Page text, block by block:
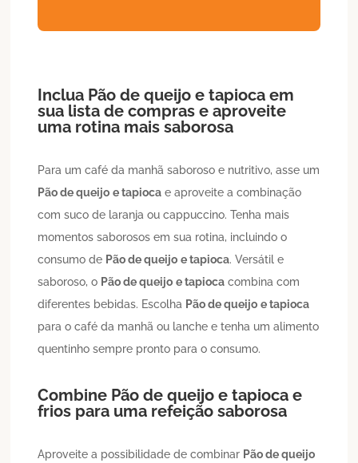
Inclua Pão de queijo e tapioca em
sua lista de compras e aproveite
uma rotina mais saborosa
Para um café da manhã saboroso e nutritivo, asse um
Pão de queijo e tapioca e aproveite a combinação
com suco de laranja ou cappuccino. Tenha mais
momentos saborosos em sua rotina, incluindo o
consumo de Pão de queijo e tapioca. Versátil e
saboroso, o Pão de queijo e tapioca combina com
diferentes bebidas. Escolha Pão de queijo e tapioca
para o café da manhã ou lanche e tenha um alimento
quentinho sempre pronto para o consumo.
Combine Pão de queijo e tapioca e
frios para uma refeição saborosa
Aproveite a possibilidade de combinar Pão de queijo